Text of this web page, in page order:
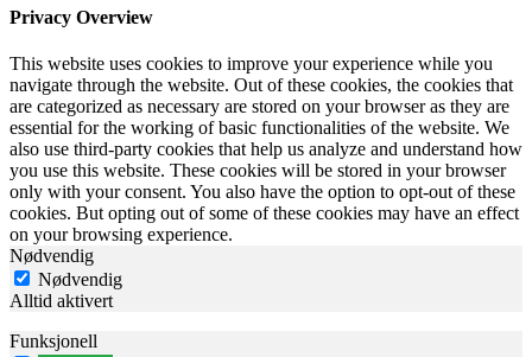
Privacy Overview
This website uses cookies to improve your experience while you
navigate through the website. Out of these cookies, the cookies that
are categorized as necessary are stored on your browser as they are
essential for the working of basic functionalities of the website. We
also use third-party cookies that help us analyze and understand how
you use this website. These cookies will be stored in your browser
only with your consent. You also have the option to opt-out of these
cookies. But opting out of some of these cookies may have an effect
on your browsing experience.
Nødvendig
Nødvendig
Alltid aktivert
Funksjonell